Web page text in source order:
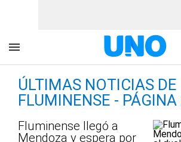
ÚLTIMAS NOTICIAS DE
FLUMINENSE - PÁGINA
Fluminense llegó a
Mendoza y espera por